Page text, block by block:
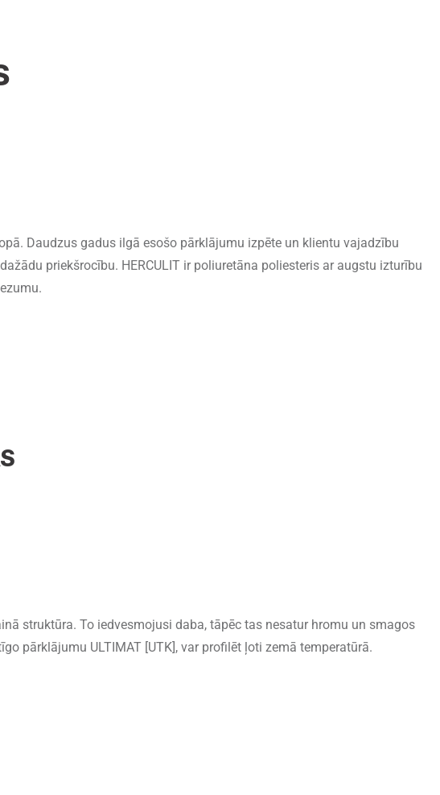
Daudzus gadus ilgā esošo pārklājumu izpēte un klientu vajadzību
priekšrocību. HERCULIT ir poliuretāna poliesteris ar augstu izturību
struktūra. To iedvesmojusi daba, tāpēc tas nesatur hromu un smagos
pārklājumu ULTIMAT [UTK], var profilēt ļoti zemā temperatūrā.